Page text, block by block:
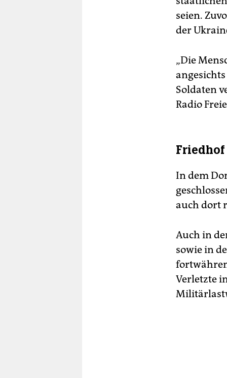
seien.
der
„Die
Soldaten
Radio
Friedhof
In dem
auch dort
Auch in
sowie in
Verletzte